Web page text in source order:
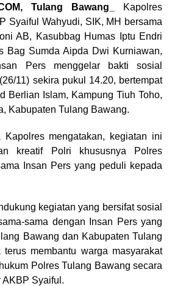
Tulang Bawang_
Kapolres
Syaiful Wahyudi, SIK, MH bersama
AB, Kasubbag Humas Iptu Endri
Bag Sumda Aipda Dwi Kurniawan,
Pers menggelar bakti sosial
11) sekira pukul 14.20, bertempat
Berlian Islam, Kampung Tiuh Toho,
Kabupaten Tulang Bawang.
Kapolres mengatakan, kegiatan ini
kreatif Polri khususnya Polres
Insan Pers yang peduli kepada
kegiatan yang bersifat sosial
sama dengan Insan Pers yang
Bawang dan Kabupaten Tulang
membantu warga masyarakat
Polres Tulang Bawang secara
AKBP Syaiful.